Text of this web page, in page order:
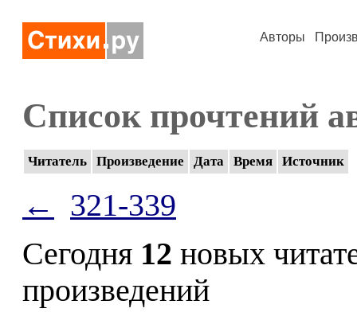
Авторы
Список прочтений
Читатель Произведение Дата Время Источник
←
321-339
Сегодня 12 новых
произведений